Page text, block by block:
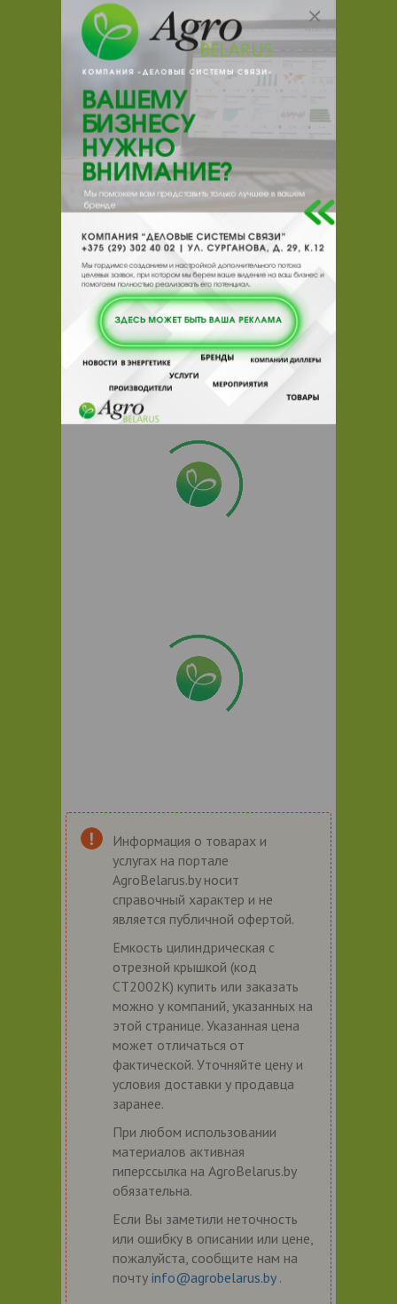
Стандартный цвет: синий.
Предназначена для хранения питьевой
воды, пищевых продуктов, засолки
овощей и т.д. Может использоваться для
хранения воды в бане (до+50) и в
качестве купели.
Снабжена крышкой Д1800 мм со
штуцером с внутренней трубной резьбой
Контакты продавца
Оставьте электронный заказ с помощью
кнопки "Заказать" и мы подберем для
Вас подходящую компанию
поставщика.
Информация о товарах и
услугах на портале
AgroBelarus.by носит
справочный характер и не
является публичной офертой.
Емкость цилиндрическая с
отрезной крышкой (код
СТ2002К) купить или заказать
можно у компаний, указанных на
этой странице. Указанная цена
может отличаться от
фактической. Уточняйте цену и
условия доставки у продавца
заранее.
При любом использовании
материалов активная
гиперссылка на AgroBelarus.by
обязательна.
Если Вы заметили неточность
или ошибку в описании или цене,
пожалуйста, сообщите нам на
почту info@agrobelarus.by .